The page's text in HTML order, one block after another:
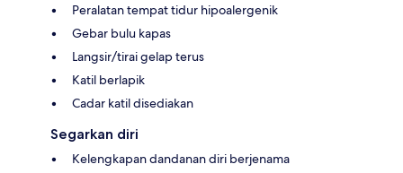
Peralatan tempat tidur hipoalergenik
Gebar bulu kapas
Langsir/tirai gelap terus
Katil berlapik
Cadar katil disediakan
Segarkan diri
Kelengkapan dandanan diri berjenama